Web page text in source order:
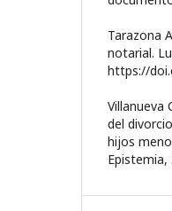
Tarazona
notarial.
https://
Villanueva
del
hijos